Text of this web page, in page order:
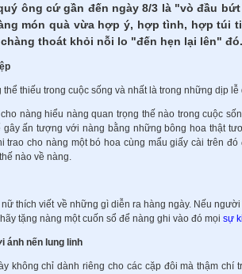
ông cứ gần đến ngày 8/3 là "vò đầu
món quà vừa hợp ý, hợp tình, hợp túi
thoát khỏi nỗi lo "đến hẹn lại lên"
thể thiếu trong cuộc sống và nhất là trong những dịp lễ
nàng hiểu nàng quan trọng thế nào trong cuộc
gây ấn tượng với nàng bằng những bông hoa thật
trao cho nàng một bó hoa cùng mẩu giấy cài trên
nào về nàng.
nữ thích viết về những gì diễn ra hàng ngày. Nếu
tặng nàng một cuốn sổ để nàng ghi vào đó mọi sự
ánh nến lung linh
không chỉ dành riêng cho các cặp đôi mà thậm chí